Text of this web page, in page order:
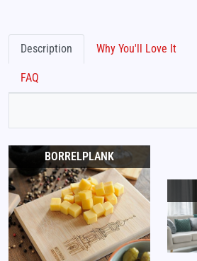
Description Why You'll Love It
FAQ
BORRELPLANK